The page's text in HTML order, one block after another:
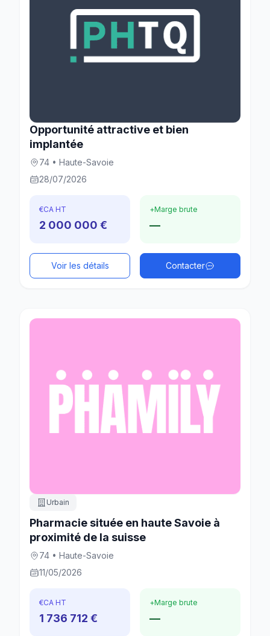
Opportunité attractive et bien
implantée
74 • Haute-Savoie
28/07/2026
€CA HT
2 000 000 €
+Marge brute
—
Voir les détails Contacter
Urbain
Pharmacie située en haute Savoie à
proximité de la suisse
74 • Haute-Savoie
11/05/2026
€CA HT
1 736 712 €
+Marge brute
—